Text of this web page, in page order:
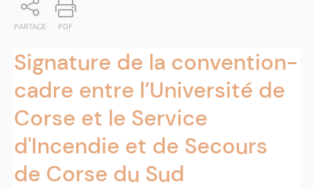
PARTAGE PDF
Signature de la convention-
cadre entre l’Université de
Corse et le Service
d'Incendie et de Secours
de Corse du Sud